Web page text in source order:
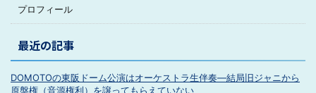
プロフィール
最近の記事
DOMOTOの東阪ドーム公演はオーケストラ生伴奏―結局旧ジャニから
原盤権（音源権利）を譲ってもらえていない